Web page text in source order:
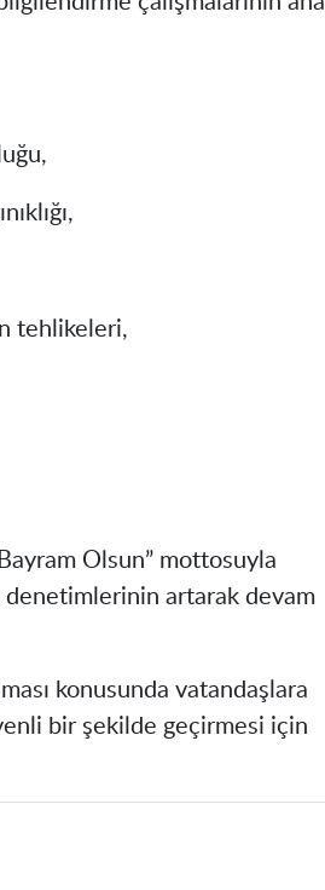
tehlikeleri,
Olsun”mottosuyla
artarak devam
konusunda vatandaşlara
bir şekilde geçirmesi için